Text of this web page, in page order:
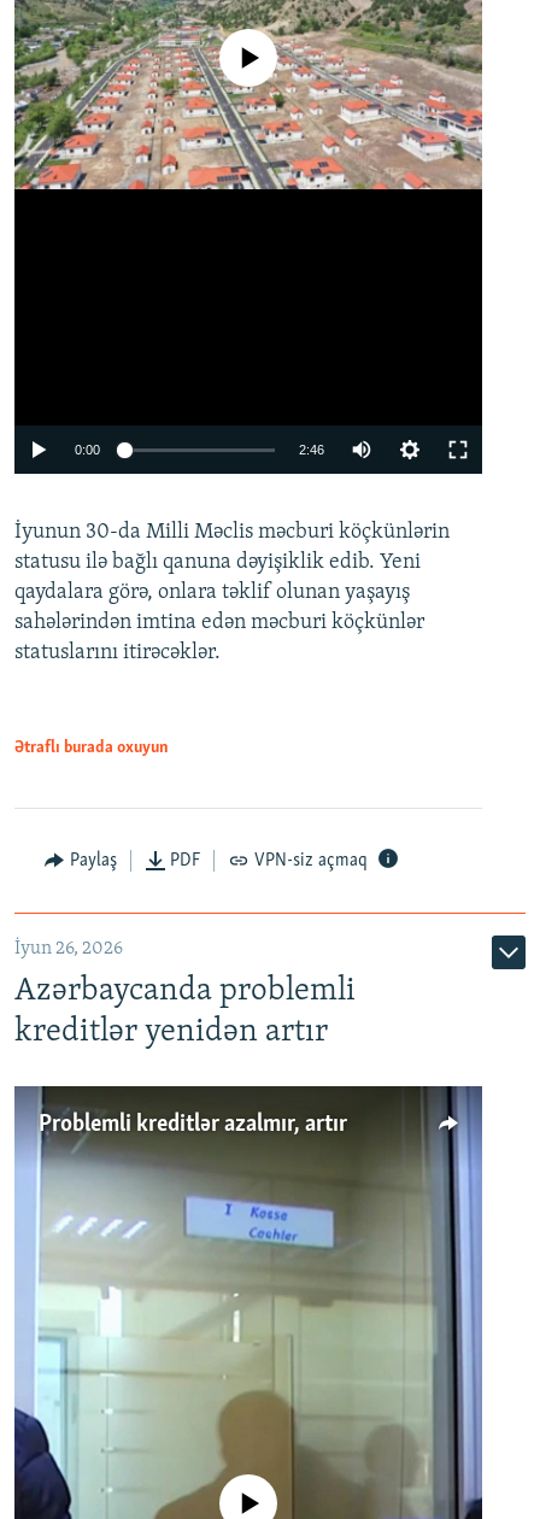
Auto 240p 360p 480p
720p 1080p
No media source currently available
0:00 2:46
360p
480p
720p
İyunun 30-da Milli Məclis məcburi köçkünlərin
statusu ilə bağlı qanuna dəyişiklik edib. Yeni
qaydalara görə, onlara təklif olunan yaşayış
sahələrindən imtina edən məcburi köçkünlər
statuslarını itirəcəklər.
Ətraflı burada oxuyun
Paylaş PDF VPN-siz açmaq
İyun 26, 2026
Azərbaycanda problemli
kreditlər yenidən artır
Problemli kreditlər azalmır, artır
No media source currently available